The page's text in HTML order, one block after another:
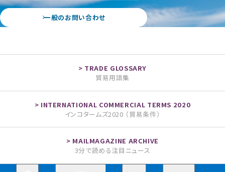
一般のお問い合わせ
貿易用語集
インコタームズ2020 （貿易条件）
3分で読める注目ニュース